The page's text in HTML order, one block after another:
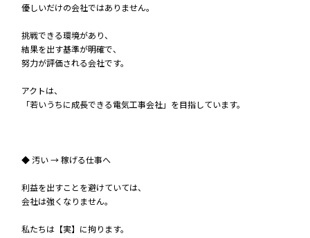
優しいだけの会社ではありません。
挑戦できる環境があり、
結果を出す基準が明確で、
努力が評価される会社です。
アクトは、
「若いうちに成長できる電気工事会社」を目指しています。
◆ 汚い → 稼げる仕事へ
利益を出すことを避けていては、
会社は強くなりません。
私たちは【実】に拘ります。